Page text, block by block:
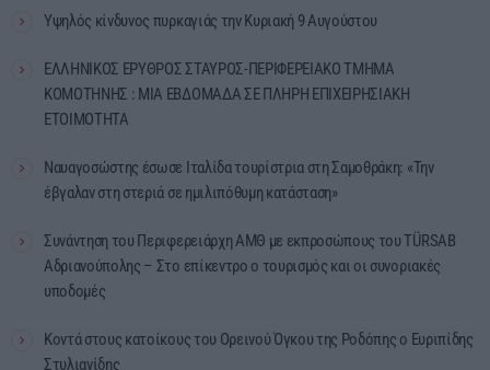
Υψηλός κίνδυνος πυρκαγιάς την Κυριακή 9 Αυγούστου
ΕΛΛΗΝΙΚΟΣ ΕΡΥΘΡΟΣ ΣΤΑΥΡΟΣ-ΠΕΡΙΦΕΡΕΙΑΚΟ ΤΜΗΜΑ
ΚΟΜΟΤΗΝΗΣ : ΜΙΑ ΕΒΔΟΜΑΔΑ ΣΕ ΠΛΗΡΗ ΕΠΙΧΕΙΡΗΣΙΑΚΗ
ΕΤΟΙΜΟΤΗΤΑ
Ναυαγοσώστης έσωσε Ιταλίδα τουρίστρια στη Σαμοθράκη: «Την
έβγαλαν στη στεριά σε ημιλιπόθυμη κατάσταση»
Συνάντηση του Περιφερειάρχη ΑΜΘ με εκπροσώπους του TÜRSAB
Αδριανούπολης – Στο επίκεντρο ο τουρισμός και οι συνοριακές
υποδομές
Κοντά στους κατοίκους του Ορεινού Όγκου της Ροδόπης ο Ευριπίδης
Στυλιανίδης